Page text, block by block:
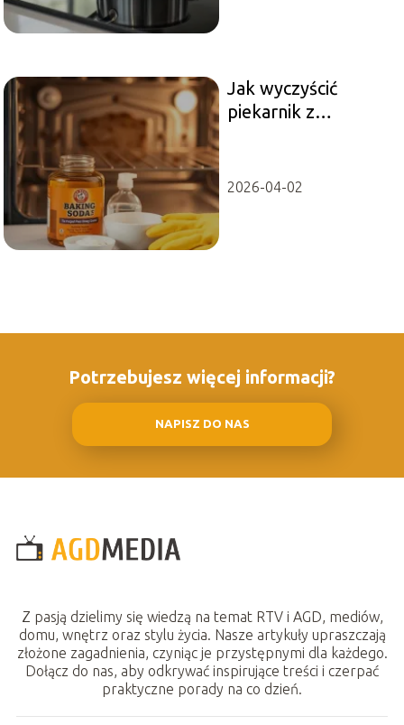
Jak wyczyścić
piekarnik z
2026-04-02
Potrzebujesz więcej informacji?
NAPISZ DO NAS
Z pasją dzielimy się wiedzą na temat RTV i AGD, mediów,
domu, wnętrz oraz stylu życia. Nasze artykuły upraszczają
złożone zagadnienia, czyniąc je przystępnymi dla każdego.
Dołącz do nas, aby odkrywać inspirujące treści i czerpać
praktyczne porady na co dzień.